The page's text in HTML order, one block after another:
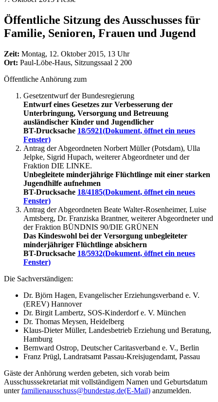
Öffentliche Sitzung des Ausschusses für
Familie, Senioren, Frauen und Jugend
Zeit: Montag, 12. Oktober 2015, 13 Uhr
Ort: Paul-Löbe-Haus, Sitzungssaal 2 200
Öffentliche Anhörung zum
Gesetzentwurf der Bundesregierung
Entwurf eines Gesetzes zur Verbesserung der
Unterbringung, Versorgung und Betreuung
ausländischer Kinder und Jugendlicher
BT-Drucksache 18/5921(Dokument, öffnet ein neues
Fenster)
Antrag der Abgeordneten Norbert Müller (Potsdam), Ulla
Jelpke, Sigrid Hupach, weiterer Abgeordneter und der
Fraktion DIE LINKE.
Unbegleitete minderjährige Flüchtlinge mit einer starken
Jugendhilfe aufnehmen
BT-Drucksache 18/4185(Dokument, öffnet ein neues
Fenster)
Antrag der Abgeordneten Beate Walter-Rosenheimer, Luise
Amtsberg, Dr. Franziska Brantner, weiterer Abgeordneter und
der Fraktion BÜNDNIS 90/DIE GRÜNEN
Das Kindeswohl bei der Versorgung unbegleiteter
minderjähriger Flüchtlinge absichern
BT-Drucksache 18/5932(Dokument, öffnet ein neues
Fenster)
Die Sachverständigen:
Dr. Björn Hagen, Evangelischer Erziehungsverband e. V.
(EREV) Hannover
Dr. Birgit Lambertz, SOS-Kinderdorf e. V. München
Dr. Thomas Meysen, Heidelberg
Klaus-Dieter Müller, Landesbetrieb Erziehung und Beratung,
Hamburg
Bernward Ostrop, Deutscher Caritasverband e. V., Berlin
Franz Prügl, Landratsamt Passau-Kreisjugendamt, Passau
Gäste der Anhörung werden gebeten, sich vorab beim
Ausschusssekretariat mit vollständigem Namen und Geburtsdatum
unterfamilienausschuss@bundestag.de(E-Mail) anzumelden.